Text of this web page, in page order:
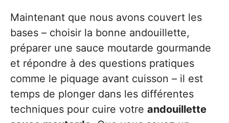
Maintenant que nous avons couvert les
bases – choisir la bonne andouillette,
préparer une sauce moutarde gourmande
et répondre à des questions pratiques
comme le piquage avant cuisson – il est
temps de plonger dans les différentes
techniques pour cuire votre andouillette